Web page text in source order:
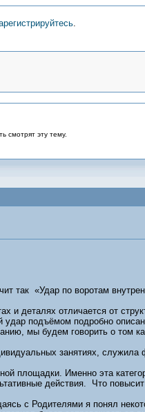
.
смотрят эту тему.
так «Удар по воротам
деталях отличается от
удар подъёмом подробно
мы будем говорить о том
занятиях,
площадки. Именно эта
действия. Что повысит
с Родителями я понял